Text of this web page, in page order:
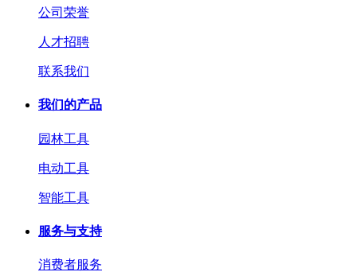
公司荣誉
人才招聘
联系我们
我们的产品
园林工具
电动工具
智能工具
服务与支持
消费者服务